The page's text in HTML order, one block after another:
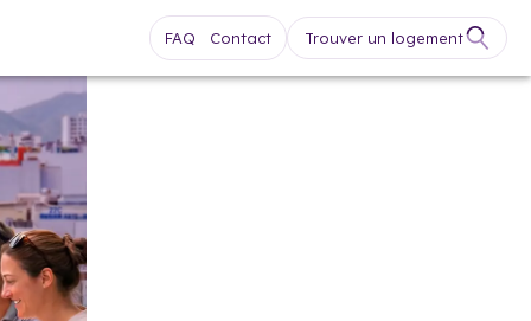
FAQ Contact Trouver un logement